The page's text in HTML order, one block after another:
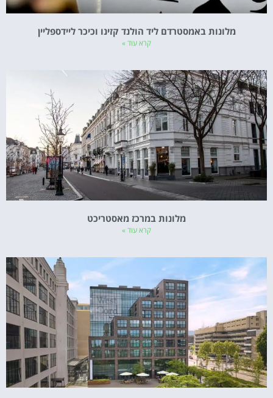
מלונות באמסטרדם ליד הולנד קזינו וכיכר ליידספליין
קרא עוד »
מלונות במרכז מאסטריכט
קרא עוד »